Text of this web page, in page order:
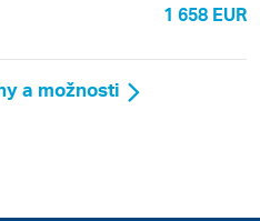
1 658 EUR
a možnosti